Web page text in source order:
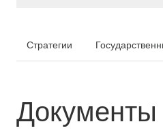
Стратегии
Документы